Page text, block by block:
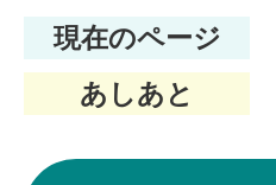
現在のページ
あしあと